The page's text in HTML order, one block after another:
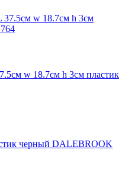
w 18.7см h 3см пластик